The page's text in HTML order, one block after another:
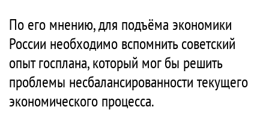
По его мнению, для подъёма экономики
России необходимо вспомнить советский
опыт госплана, который мог бы решить
проблемы несбалансированности текущего
экономического процесса.